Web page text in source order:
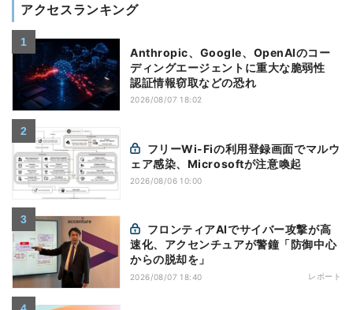
アクセスランキング
Anthropic、Google、OpenAIのコー
ディングエージェントに重大な脆弱性
認証情報窃取などの恐れ
2026/08/07 18:02
ェア感染、Microsoftが注意喚起
2026/08/06 10:00
速化、アクセンチュアが警鐘「防御中心
からの脱却を」
2026/08/07 18:40 レポート